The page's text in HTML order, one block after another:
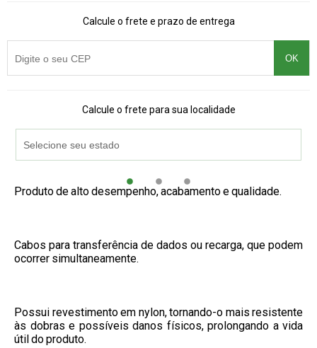
Calcule o frete e prazo de entrega
OK
Calcule o frete para sua localidade
Produto de alto desempenho, acabamento e qualidade.
Cabos para transferência de dados ou recarga, que podem
ocorrer simultaneamente.
Possui revestimento em nylon, tornando-o mais resistente
às dobras e possíveis danos físicos, prolongando a vida
útil do produto.